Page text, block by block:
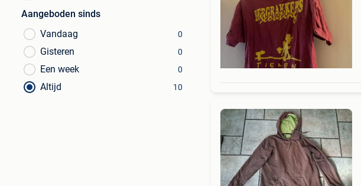
Aangeboden sinds
Vandaag
0
Gisteren 0
Een week 0
Altijd 10